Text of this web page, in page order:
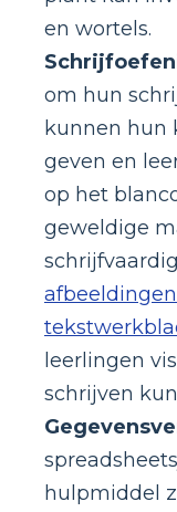
en wortels.
om hun
kunnen hun
geven en
op het
geweldige
leerlingen
schrijven
hulpmiddel